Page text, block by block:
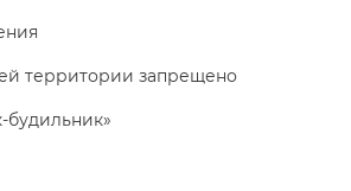
территории запрещено
будильник»